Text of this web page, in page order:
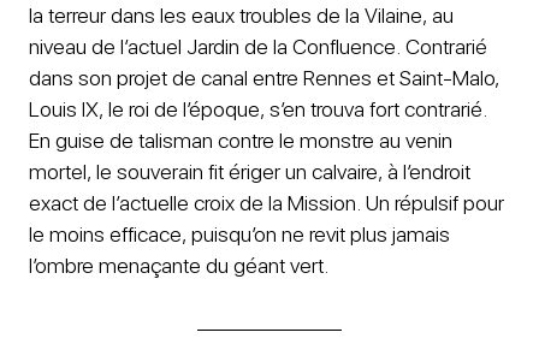
la terreur dans les eaux troubles de la Vilaine, au
niveau de l’actuel Jardin de la Confluence. Contrarié
dans son projet de canal entre Rennes et Saint-Malo,
Louis IX, le roi de l’époque, s’en trouva fort contrarié.
En guise de talisman contre le monstre au venin
mortel, le souverain fit ériger un calvaire, à l’endroit
exact de l’actuelle croix de la Mission. Un répulsif pour
le moins efficace, puisqu’on ne revit plus jamais
l’ombre menaçante du géant vert.